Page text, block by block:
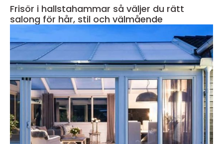
Frisör i hallstahammar så väljer du rätt
salong för hår, stil och välmående